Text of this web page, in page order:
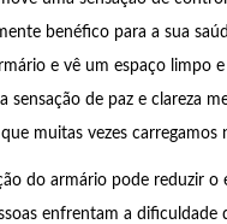
benéfico para a sua
e vê um espaço limpo e
sensação de paz e clareza
muitas vezes carregamos
do armário pode reduzir o
enfrentam a dificuldade